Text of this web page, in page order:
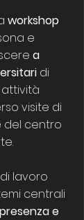
workshop
e
a
di
visite di
del centro
lavoro
centrali
e